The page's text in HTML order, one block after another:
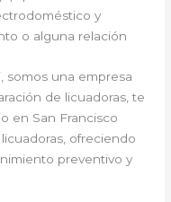
y
o alguna relación
somos una empresa
de licuadoras, te
en San Francisco
ofreciendo
preventivo y